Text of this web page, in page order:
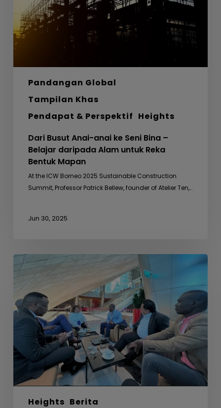
Pandangan Global
Tampilan Khas
Pendapat & Perspektif Heights
Bina
–
Belajar
daripada
Reka
Bentuk
Dari Busut Anai-anai ke Seni Bina –
Belajar daripada Alam untuk Reka
Bentuk Mapan
At the ICW Borneo 2025 Sustainable Construction
Summit, Professor Patrick Bellew, founder of Atelier Ten,…
Jun 30, 2025
Heights Berita
Mesyuarat
Sampingan
Uganda
Development
Bank